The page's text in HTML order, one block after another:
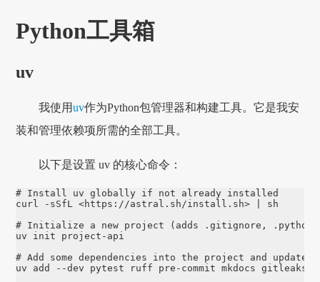
Python工具箱
uv
我使用uv作为Python包管理器和构建工具。它是我安
装和管理依赖项所需的全部工具。
以下是设置 uv 的核心命令：
# Install uv globally if not already installed
curl
-sSfL
<https://astral.sh/install.sh> | sh
# Initialize a new project (adds .gitignore,
uv init project-api
# Add some dependencies into the project and update
uv add
--dev pytest ruff pre-commit mkdocs gitleaks